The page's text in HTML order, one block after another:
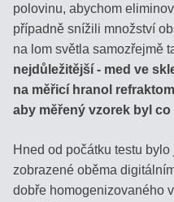
polovinu, abychom
případně snížili množství
na lom světla samozřejmě
nejdůležitější - med ve
na měřicí hranol
aby měřený vzorek byl
Hned od počátku testu
zobrazené oběma
dobře homogenizovaného